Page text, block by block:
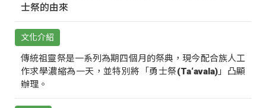
士祭的由來
文化介紹
傳統祖靈祭是一系列為期四個月的祭典，現今配合族人工
作求學濃縮為一天，並特別將「勇士祭(Ta‘avala)」凸顯
辦理。